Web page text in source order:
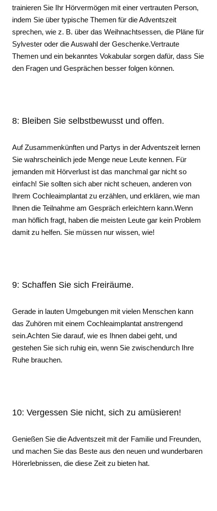
trainieren Sie Ihr Hörvermögen mit einer vertrauten Person,
indem Sie über typische Themen für die Adventszeit
sprechen, wie z. B. über das Weihnachtsessen, die Pläne für
Sylvester oder die Auswahl der Geschenke.Vertraute
Themen und ein bekanntes Vokabular sorgen dafür, dass Sie
den Fragen und Gesprächen besser folgen können.
8: Bleiben Sie selbstbewusst und offen.
Auf Zusammenkünften und Partys in der Adventszeit lernen
Sie wahrscheinlich jede Menge neue Leute kennen. Für
jemanden mit Hörverlust ist das manchmal gar nicht so
einfach! Sie sollten sich aber nicht scheuen, anderen von
Ihrem Cochleaimplantat zu erzählen, und erklären, wie man
Ihnen die Teilnahme am Gespräch erleichtern kann.Wenn
man höflich fragt, haben die meisten Leute gar kein Problem
damit zu helfen. Sie müssen nur wissen, wie!
9: Schaffen Sie sich Freiräume.
Gerade in lauten Umgebungen mit vielen Menschen kann
das Zuhören mit einem Cochleaimplantat anstrengend
sein.Achten Sie darauf, wie es Ihnen dabei geht, und
gestehen Sie sich ruhig ein, wenn Sie zwischendurch Ihre
Ruhe brauchen.
10: Vergessen Sie nicht, sich zu amüsieren!
Genießen Sie die Adventszeit mit der Familie und Freunden,
und machen Sie das Beste aus den neuen und wunderbaren
Hörerlebnissen, die diese Zeit zu bieten hat.